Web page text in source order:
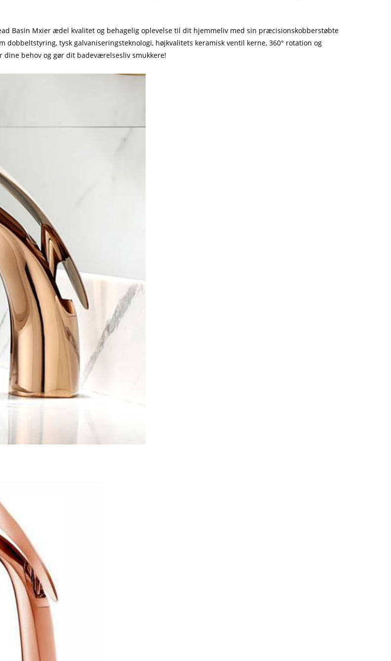
Basin Mxier ædel kvalitet og behagelig oplevelse til dit hjemmeliv med sin præcisionskobberstøbte
tysk galvaniseringsteknologi, højkvalitets keramisk ventil kerne, 360° rotation og
behov og gør dit badeværelsesliv smukkere!